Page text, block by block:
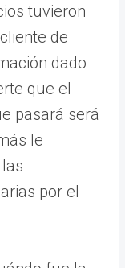
tuvieron
de
dado
que el
pasará será
le
por el